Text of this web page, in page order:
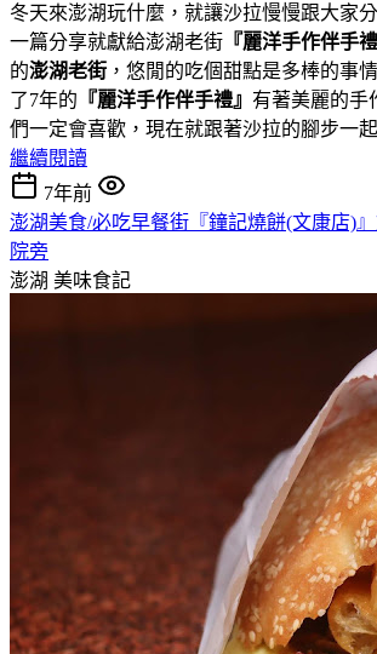
冬天來澎湖玩什麼，就讓沙拉慢慢跟大家
一篇分享就獻給澎湖老街 『麗洋手作伴手禮
的澎湖老街 ，悠閒的吃個甜點是多棒的事
了7年的 『麗洋手作伴手禮』 有著美麗的手
們一定會喜歡，現在就跟著沙拉的腳步一
繼續閱讀
7年前
澎湖美食/必吃早餐街『鐘記燒餅(文康店)
院旁
澎湖 美味食記